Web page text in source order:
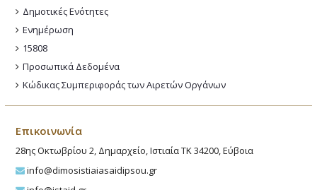
Δημοτικές Ενότητες
Ενημέρωση
15808
Προσωπικά Δεδομένα
Κώδικας Συμπεριφοράς των Αιρετών Οργάνων
Επικοινωνία
28ης Οκτωβρίου 2, Δημαρχείο, Ιστιαία ΤΚ 34200, Εύβοια
info@dimosistiaiasaidipsou.gr